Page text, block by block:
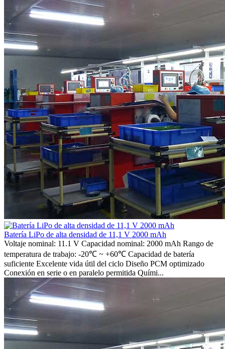
Batería LiPo de alta densidad de 11,1 V 2000 mAh
Voltaje nominal: 11.1 V Capacidad nominal: 2000 mAh Rango de
temperatura de trabajo: -20℃ ~ +60℃ Capacidad de batería
suficiente Excelente vida útil del ciclo Diseño PCM optimizado
Conexión en serie o en paralelo permitida Quími...